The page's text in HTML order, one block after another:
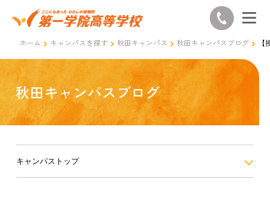
ホーム キャンパスを探す 秋田キャンパス 秋田キャンパスブログ
秋田キャンパスブログ
キャンパストップ